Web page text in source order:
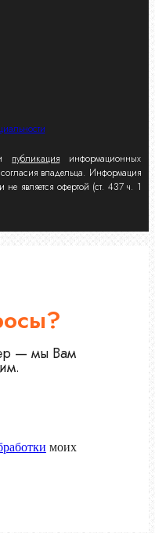
публикация информационных
владельца. Информация
является офертой (ст. 437 ч. 1
— мы Вам
моих